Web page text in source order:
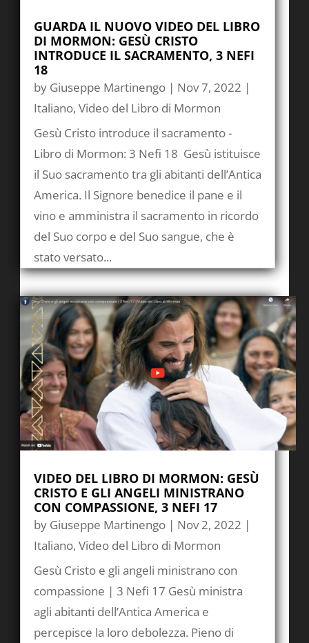
GUARDA IL NUOVO VIDEO DEL LIBRO
DI MORMON: GESÙ CRISTO
INTRODUCE IL SACRAMENTO, 3 NEFI
18
by Giuseppe Martinengo | Nov 7, 2022 |
Italiano,Video del Libro di Mormon
Gesù Cristo introduce il sacramento -
Libro di Mormon: 3 Nefi 18 Gesù istituisce
il Suo sacramento tra gli abitanti dell’Antica
America. Il Signore benedice il pane e il
vino e amministra il sacramento in ricordo
del Suo corpo e del Suo sangue, che è
stato versato...
VIDEO DEL LIBRO DI MORMON: GESÙ
CRISTO E GLI ANGELI MINISTRANO
CON COMPASSIONE, 3 NEFI 17
by Giuseppe Martinengo | Nov 2, 2022 |
Italiano,Video del Libro di Mormon
Gesù Cristo e gli angeli ministrano con
compassione | 3 Nefi 17 Gesù ministra
agli abitanti dell’Antica America e
percepisce la loro debolezza. Pieno di